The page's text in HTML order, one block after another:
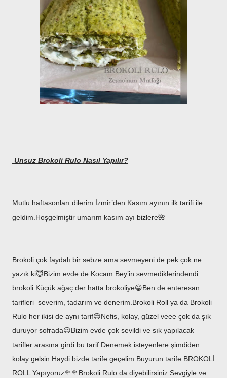
Unsuz Brokoli Rulo Nasıl Yapılır?
Mutlu haftasonları dilerim İzmir’den.Kasım ayının ilk tarifi ile
geldim.Hoşgelmiştir umarım kasım ayı bizlere🌺
Brokoli çok faydalı bir sebze ama sevmeyeni de pek çok ne
yazık ki😇Bizim evde de Kocam Bey’in sevmediklerindendi
brokoli.Küçük ağaç der hatta brokoliye😁Ben de enteresan
tarifleri severim, tadarım ve denerim.Brokoli Roll ya da Brokoli
Rulo her ikisi de aynı tarif😊Nefis, kolay, güzel veee çok da şık
duruyor sofrada😉Bizim evde çok sevildi ve sık yapılacak
tarifler arasına girdi bu tarif.Denemek isteyenlere şimdiden
kolay gelsin.Haydi bizde tarife geçelim.Buyurun tarife BROKOLİ
ROLL Yapıyoruz🥦🥦Brokoli Rulo da diyebilirsiniz.Sevgiyle ve